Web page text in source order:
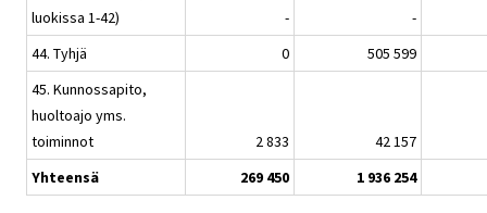
luokissa 1-42)
-
-
44. Tyhjä
0
505 599
45. Kunnossapito,
huoltoajo yms.
toiminnot
2 833
42 157
Yhteensä
269 450 1 936 254